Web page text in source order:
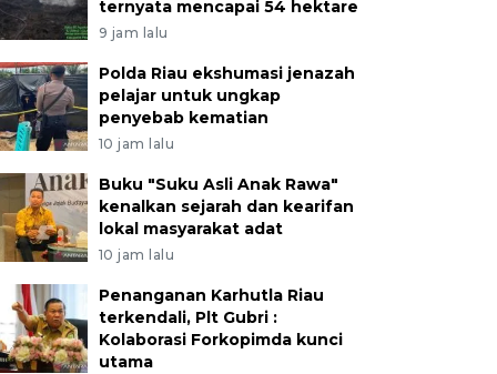
ternyata mencapai 54 hektare
9 jam lalu
Polda Riau ekshumasi jenazah
pelajar untuk ungkap
penyebab kematian
10 jam lalu
Buku "Suku Asli Anak Rawa"
kenalkan sejarah dan kearifan
lokal masyarakat adat
10 jam lalu
Penanganan Karhutla Riau
terkendali, Plt Gubri :
Kolaborasi Forkopimda kunci
utama